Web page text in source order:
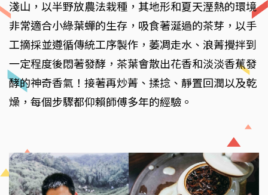
淺山，以半野放農法栽種，其地形和夏天溼熱的環境
非常適合小綠葉蟬的生存，吸食著涎過的茶芽，以手
工摘採並遵循傳統工序製作，萎凋走水、浪菁攪拌到
一定程度後悶著發酵，茶葉會散出花香和淡淡香蕉發
酵的神奇香氣！接著再炒菁、揉捻、靜置回潤以及乾
燥，每個步驟都仰賴師傅多年的經驗。